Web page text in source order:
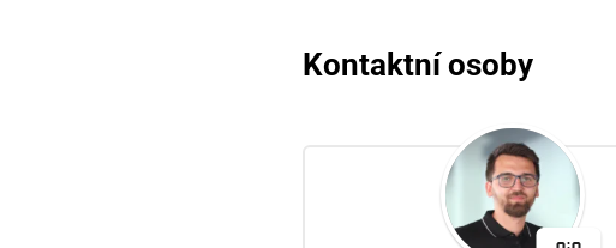
Kontaktní osoby